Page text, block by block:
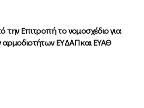
την Επιτροπή το νομοσχέδιο για
ΕΥΔΑΠ και ΕΥΑΘ